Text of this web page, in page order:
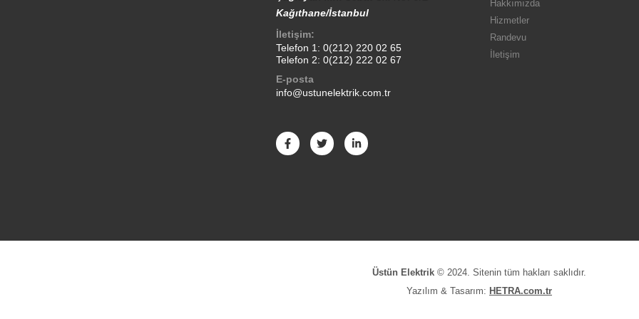
Kağıthane/İstanbul
İletişim:
Telefon 1: 0(212) 220 02 65
Telefon 2: 0(212) 222 02 67
E-posta
info@ustunelektrik.com.tr
Hakkımızda
Hizmetler
Randevu
İletişim
Üstün Elektrik © 2024. Sitenin tüm hakları saklıdır.
Yazılım & Tasarım: HETRA.com.tr